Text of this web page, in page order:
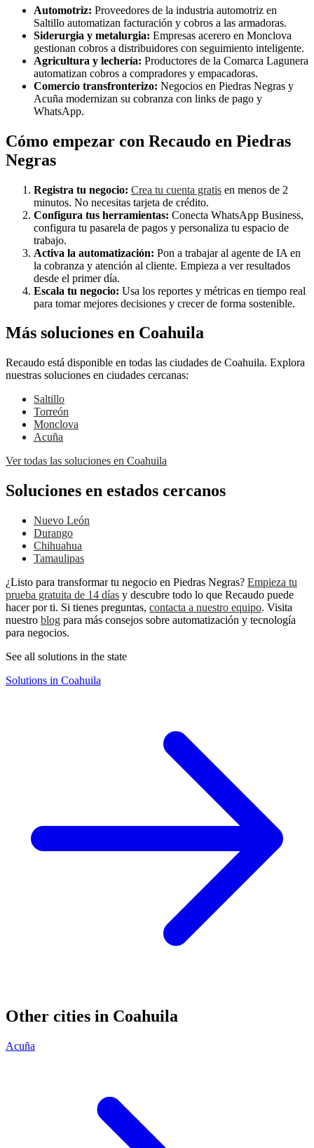
Automotriz: Proveedores de la industria automotriz en
Saltillo automatizan facturación y cobros a las armadoras.
Siderurgia y metalurgia: Empresas acerero en Monclova
gestionan cobros a distribuidores con seguimiento inteligente.
Agricultura y lechería: Productores de la Comarca Lagunera
automatizan cobros a compradores y empacadoras.
Comercio transfronterizo: Negocios en Piedras Negras y
Acuña modernizan su cobranza con links de pago y
WhatsApp.
Cómo empezar con Recaudo en Piedras
Negras
Registra tu negocio: Crea tu cuenta gratis en menos de 2
minutos. No necesitas tarjeta de crédito.
Configura tus herramientas: Conecta WhatsApp Business,
configura tu pasarela de pagos y personaliza tu espacio de
trabajo.
Activa la automatización: Pon a trabajar al agente de IA en
la cobranza y atención al cliente. Empieza a ver resultados
desde el primer día.
Escala tu negocio: Usa los reportes y métricas en tiempo real
para tomar mejores decisiones y crecer de forma sostenible.
Más soluciones en Coahuila
Recaudo está disponible en todas las ciudades de Coahuila. Explora
nuestras soluciones en ciudades cercanas:
Saltillo
Torreón
Monclova
Acuña
Ver todas las soluciones en Coahuila
Soluciones en estados cercanos
Nuevo León
Durango
Chihuahua
Tamaulipas
¿Listo para transformar tu negocio en Piedras Negras? Empieza tu
prueba gratuita de 14 días y descubre todo lo que Recaudo puede
hacer por ti. Si tienes preguntas, contacta a nuestro equipo. Visita
nuestro blog para más consejos sobre automatización y tecnología
para negocios.
See all solutions in the state
Solutions in Coahuila
Other cities in Coahuila
Acuña